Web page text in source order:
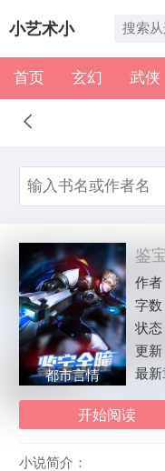
小艺术小
说
首页 玄幻 武侠
都市言情
鉴
作者
字数
状态
更新
最
开始阅读
小说简介：